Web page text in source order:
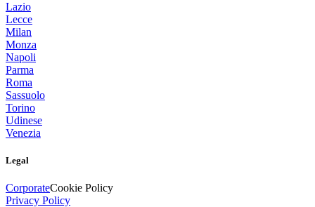
Lazio
Lecce
Milan
Monza
Napoli
Parma
Roma
Sassuolo
Torino
Udinese
Venezia
Legal
CorporateCookie Policy
Privacy Policy